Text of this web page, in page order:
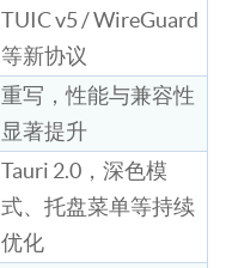
TUIC v5 / WireGuard
等新协议
重写，性能与兼容性
显著提升
Tauri 2.0，深色模
式、托盘菜单等持续
优化